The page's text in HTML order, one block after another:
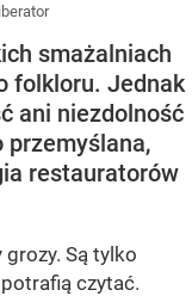
smażalniach
folkloru. Jednak
ani niezdolność
przemyślana,
restauratorów
Są tylko
czytać.